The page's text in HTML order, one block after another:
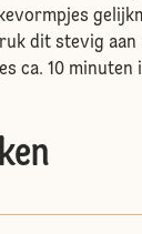
dit stevig
ca. 10 minuten